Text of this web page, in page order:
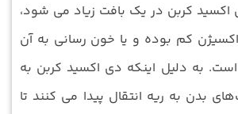
اکسید کربن در یک بافت زیاد می شود،
کم بوده و یا خون رسانی به آن
به دلیل اینکه دی اکسید کربن به
بدن به ریه انتقال پیدا می کنند تا